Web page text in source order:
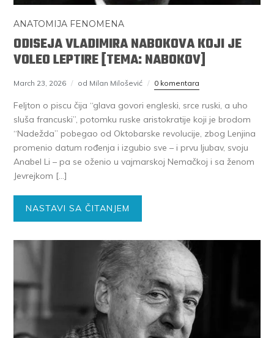
ANATOMIJA FENOMENA
ODISEJA VLADIMIRA NABOKOVA KOJI JE
VOLEO LEPTIRE [TEMA: NABOKOV]
March 23, 2026 od Milan Milošević 0 komentara
Feljton o piscu čija “glava govori engleski, srce ruski, a uho
sluša francuski”, potomku ruske aristokratije koji je brodom
“Nadežda” pobegao od Oktobarske revolucije, zbog Lenjina
promenio datum rođenja i izgubio sve – i prvu ljubav, svoju
Anabel Li – pa se oženio u vajmarskoj Nemačkoj i sa ženom
Jevrejkom […]
NASTAVI SA ČITANJEM